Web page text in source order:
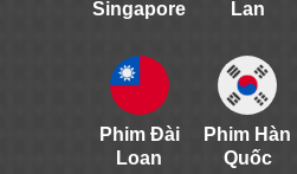
Singapore
Lan
Phim Đài
Loan
Phim Hàn
Quốc